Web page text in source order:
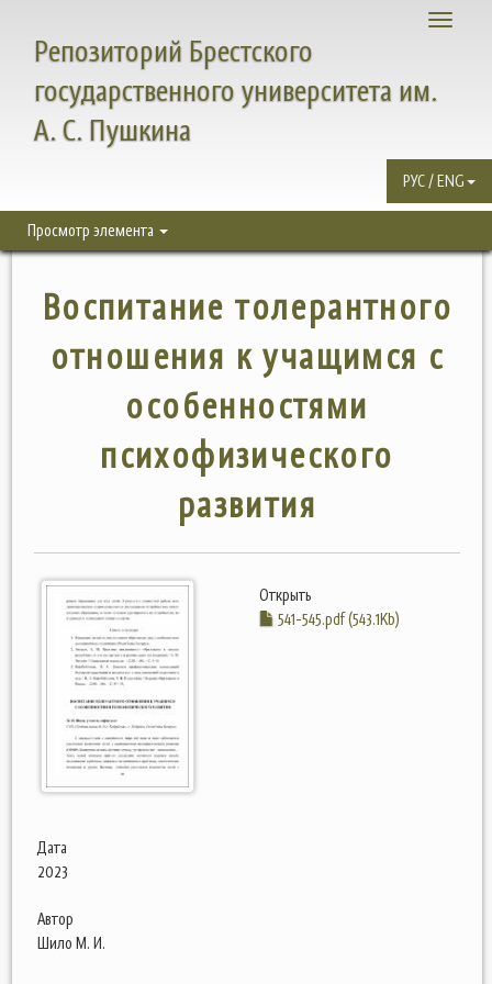
Toggle
Репозиторий Брестского
государственного университета им.
А. С. Пушкина
РУС / ENG
Просмотр элемента
Воспитание толерантного
отношения к учащимся с
особенностями
психофизического
развития
Открыть
541-545.pdf (543.1Kb)
Дата
2023
Автор
Шило М. И.